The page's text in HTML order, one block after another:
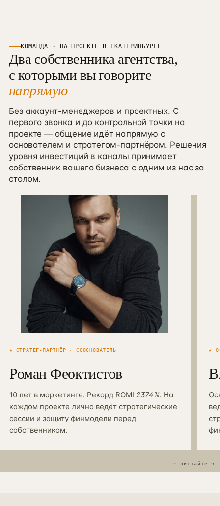
КОМАНДА · НА ПРОЕКТЕ В ЕКАТЕРИНБУРГЕ
Два собственника агентства,
с которыми вы говорите
напрямую
Без аккаунт-менеджеров и проектных. С
первого звонка и до контрольной точки на
проекте — общение идёт напрямую с
основателем и стратегом-партнёром. Решения
уровня инвестиций в каналы принимает
собственник вашего бизнеса с одним из нас за
столом.
★ СТРАТЕГ-ПАРТНЁР · СООСНОВАТЕЛЬ
Роман Феоктистов
10 лет в маркетинге. Рекорд ROMI 2374%. На
каждом проекте лично ведёт стратегические
сессии и защиту финмодели перед
собственником.
★